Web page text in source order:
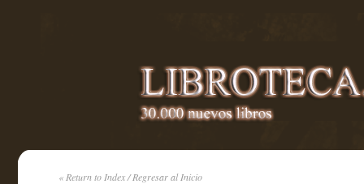
« Return to Index / Regresar al Inicio